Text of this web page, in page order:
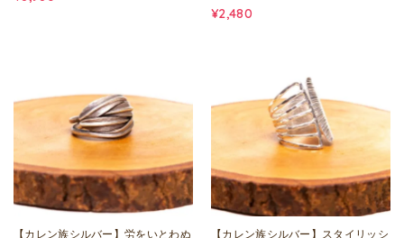
¥2,480
【カレン族シルバー】労をいとわぬ
【カレン族シルバー】スタイリッシ